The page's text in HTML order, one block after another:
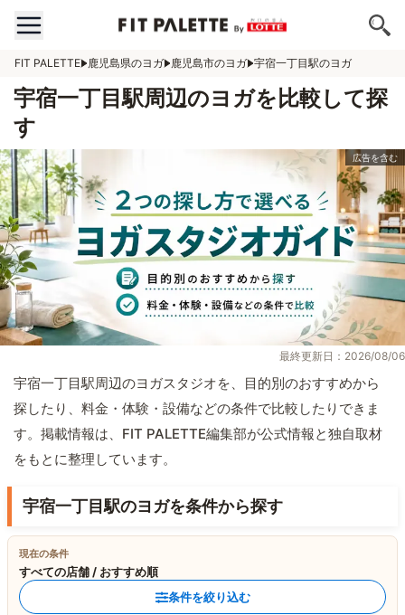
FIT PALETTE 鹿児島県のヨガ 鹿児島市のヨガ 宇宿一丁目駅のヨガ
宇宿一丁目駅周辺のヨガを比較して探
す
最終更新日：2026/08/06
宇宿一丁目駅周辺のヨガスタジオを、目的別のおすすめから
探したり、料金・体験・設備などの条件で比較したりできま
す。掲載情報は、FIT PALETTE編集部が公式情報と独自取材
をもとに整理しています。
宇宿一丁目駅のヨガを条件から探す
現在の条件
すべての店舗 / おすすめ順
条件を絞り込む